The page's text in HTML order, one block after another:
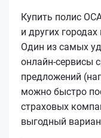
Купить полис
и других
Один из самых
онлайн-сервисы
предложений
можно быстро
страховых
выгодный